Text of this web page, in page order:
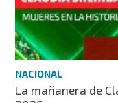
NACIONAL
La mañanera de